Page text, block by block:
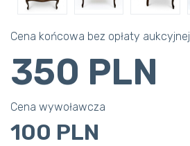
Cena końcowa bez opłaty aukcyjnej
350 PLN
Cena wywoławcza
100 PLN